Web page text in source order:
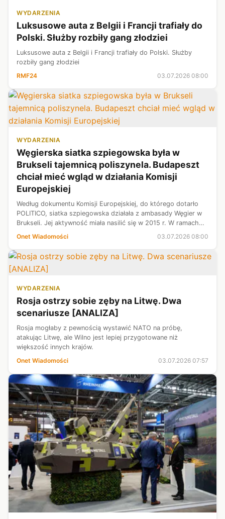
WYDARZENIA
Luksusowe auta z Belgii i Francji trafiały do
Polski. Służby rozbiły gang złodziei
Luksusowe auta z Belgii i Francji trafiały do Polski. Służby
rozbiły gang złodziei
RMF24
03.07.2026 08:00
WYDARZENIA
Węgierska siatka szpiegowska była w
Brukseli tajemnicą poliszynela. Budapeszt
chciał mieć wgląd w działania Komisji
Europejskiej
Według dokumentu Komisji Europejskiej, do którego dotarło
POLITICO, siatka szpiegowska działała z ambasady Węgier w
Brukseli. Jej aktywność miała nasilić się w 2015 r. W ramach
śledztwa nie wskazano jednak żadnej konkretnej osoby
odpowiedzialnej za t...
Onet Wiadomości 03.07.2026 08:00
WYDARZENIA
Rosja ostrzy sobie zęby na Litwę. Dwa
scenariusze [ANALIZA]
Rosja mogłaby z pewnością wystawić NATO na próbę,
atakując Litwę, ale Wilno jest lepiej przygotowane niż
większość innych krajów.
Onet Wiadomości
03.07.2026 07:57